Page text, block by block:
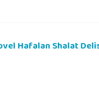
Hafalan Shalat